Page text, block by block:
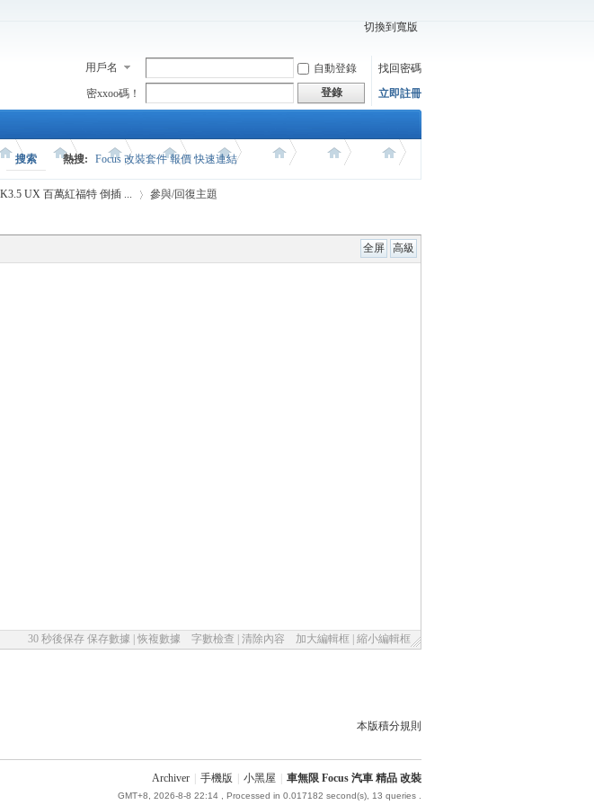
切換到寬版
用戶名 自動登錄
找回密碼
密xxoo碼！
登錄 立即註冊
搜索 熱搜: Focus 改裝套件 報價 快速連結
UX 百萬紅福特 倒插 ...
參與/回復主題
全屏 高級
30 秒後保存 保存數據 恢複數據 字數檢查 清除內容 加大編輯框 縮小編輯框
本版積分規則
Archiver 手機版 小黑屋 車無限 Focus 汽車 精品 改裝
GMT+8, 2026-8-8 22:14 , Processed in 0.017182 second(s), 13 queries .